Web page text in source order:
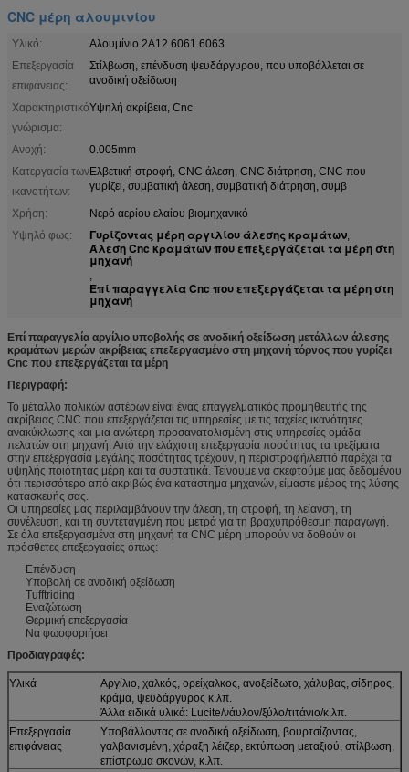
CNC μέρη αλουμινίου
Υλικό:
Αλουμίνιο 2A12 6061 6063
Επεξεργασία
επιφάνειας:
Στίλβωση, επένδυση ψευδάργυρου, που υποβάλλεται σε
ανοδική οξείδωση
Χαρακτηριστικό
γνώρισμα:
Υψηλή ακρίβεια, Cnc
Ανοχή:
0.005mm
Κατεργασία των
ικανοτήτων:
Ελβετική στροφή, CNC άλεση, CNC διάτρηση, CNC που
γυρίζει, συμβατική άλεση, συμβατική διάτρηση, συμβ
Χρήση:
Νερό αερίου ελαίου βιομηχανικό
Υψηλό φως:
Γυρίζοντας μέρη αργιλίου άλεσης κραμάτων,
Άλεση Cnc κραμάτων που επεξεργάζεται τα μέρη στη
μηχανή
,
Επί παραγγελία Cnc που επεξεργάζεται τα μέρη στη
μηχανή
Επί παραγγελία αργίλιο υποβολής σε ανοδική οξείδωση μετάλλων άλεσης
κραμάτων μερών ακρίβειας επεξεργασμένο στη μηχανή τόρνος που γυρίζει
Cnc που επεξεργάζεται τα μέρη
Περιγραφή:
Το μέταλλο πολικών αστέρων είναι ένας επαγγελματικός προμηθευτής της
ακρίβειας CNC που επεξεργάζεται τις υπηρεσίες με τις ταχείες ικανότητες
ανακύκλωσης και μια ανώτερη προσανατολισμένη στις υπηρεσίες ομάδα
πελατών στη μηχανή. Από την ελάχιστη επεξεργασία ποσότητας τα τρεξίματα
στην επεξεργασία μεγάλης ποσότητας τρέχουν, η περιστροφή/λεπτό παρέχει τα
υψηλής ποιότητας μέρη και τα συστατικά. Τείνουμε να σκεφτούμε μας δεδομένου
ότι περισσότερο από ακριβώς ένα κατάστημα μηχανών, είμαστε μέρος της λύσης
κατασκευής σας.
Οι υπηρεσίες μας περιλαμβάνουν την άλεση, τη στροφή, τη λείανση, τη
συνέλευση, και τη συντεταγμένη που μετρά για τη βραχυπρόθεσμη παραγωγή.
Σε όλα επεξεργασμένα στη μηχανή τα CNC μέρη μπορούν να δοθούν οι
πρόσθετες επεξεργασίες όπως:
Επένδυση
Υποβολή σε ανοδική οξείδωση
Tufftriding
Εναζώτωση
Θερμική επεξεργασία
Να φωσφοριήσει
Προδιαγραφές:
Υλικά
Αργίλιο, χαλκός, ορείχαλκος, ανοξείδωτο, χάλυβας, σίδηρος,
κράμα, ψευδάργυρος κ.λπ.
Άλλα ειδικά υλικά: Lucite/νάυλον/ξύλο/τιτάνιο/κ.λπ.
Επεξεργασία
επιφάνειας
Υποβάλλοντας σε ανοδική οξείδωση, βουρτσίζοντας,
γαλβανισμένη, χάραξη λέιζερ, εκτύπωση μεταξιού, στίλβωση,
επίστρωμα σκονών, κ.λπ.